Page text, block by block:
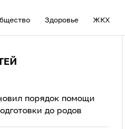
Здоровье ЖКХ
порядок помощи
до родов